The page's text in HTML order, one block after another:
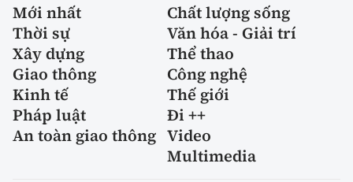
Mới nhất
Chất lượng sống
Thời sự
Văn hóa - Giải trí
Xây dựng
Thể thao
Giao thông
Công nghệ
Kinh tế
Thế giới
Pháp luật
Đi ++
An toàn giao thông Video
Multimedia